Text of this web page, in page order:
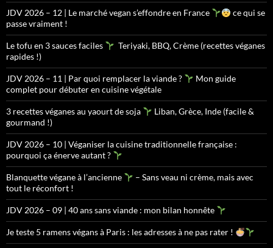
JDV 2026 – 12 | Le marché vegan s’effondre en France
ce qui se
passe vraiment !
Le tofu en 3 sauces faciles
Teriyaki, BBQ, Crème (recettes véganes
rapides !)
JDV 2026 – 11 | Par quoi remplacer la viande ?
Mon guide
complet pour débuter en cuisine végétale
3 recettes véganes au yaourt de soja
Liban, Grèce, Inde (facile &
gourmand !)
JDV 2026 – 10 | Véganiser la cuisine traditionnelle française :
pourquoi ça énerve autant ?
Blanquette végane à l’ancienne
– Sans veau ni crème, mais avec
tout le réconfort !
JDV 2026 – 09 | 40 ans sans viande : mon bilan honnête
Je teste 5 ramens végans à Paris : les adresses à ne pas rater !